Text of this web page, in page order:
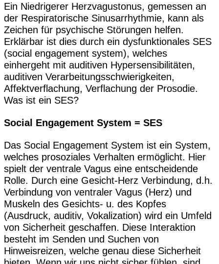
Ein Niedrigerer Herzvagustonus, gemessen an
der Respiratorische Sinusarrhythmie, kann als
Zeichen für psychische Störungen helfen.
Erklärbar ist dies durch ein dysfunktionales SES
(social engagement system), welches
einhergeht mit auditiven Hypersensibilitäten,
auditiven Verarbeitungsschwierigkeiten,
Affektverflachung, Verflachung der Prosodie.
Was ist ein SES?
Social Engagement System = SES
Das Social Engagement System ist ein System,
welches prosoziales Verhalten ermöglicht. Hier
spielt der ventrale Vagus eine entscheidende
Rolle. Durch eine Gesicht-Herz Verbindung, d.h.
Verbindung von ventraler Vagus (Herz) und
Muskeln des Gesichts- u. des Kopfes
(Ausdruck, auditiv, Vokalization) wird ein Umfeld
von Sicherheit geschaffen. Diese Interaktion
besteht im Senden und Suchen von
Hinweisreizen, welche genau diese Sicherheit